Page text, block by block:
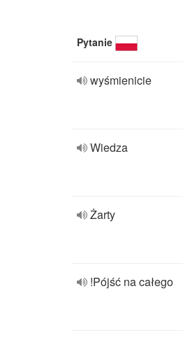
Pytanie
wyśmienicie
Wiedza
Żarty
!Pójść na całego